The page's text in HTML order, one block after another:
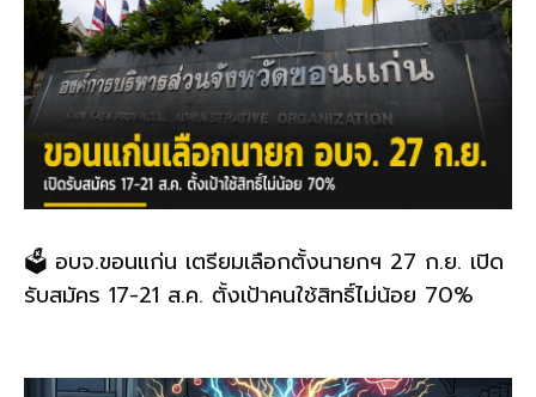
🗳️ อบจ.ขอนแก่น เตรียมเลือกตั้งนายกฯ 27 ก.ย. เปิด
รับสมัคร 17-21 ส.ค. ตั้งเป้าคนใช้สิทธิ์ไม่น้อย 70%